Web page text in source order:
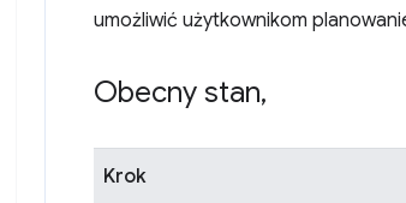
umożliwić użytkownikom
Obecny stan,
Krok